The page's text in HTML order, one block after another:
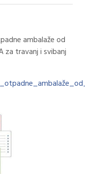
ambalaže od
za travanj i svibanj